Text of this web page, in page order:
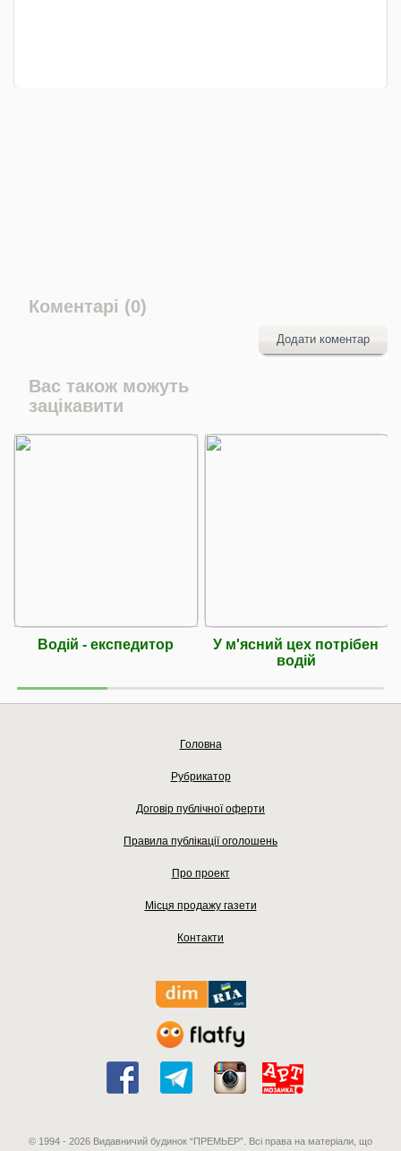
Коментарі (0)
Додати коментар
Вас також можуть
зацікавити
Водій - експедитор
У м'ясний цех потрібен
водій
Головна
Рубрикатор
Договір публічної оферти
Правила публікації оголошень
Про проект
Місця продажу газети
Контакти
© 1994 - 2026 Видавничий будинок “ПРЕМЬЕР”. Всі права на матеріали, що